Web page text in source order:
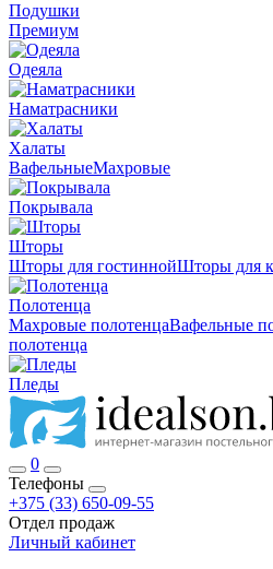
Подушки
Премиум
Одеяла
Наматрасники
Халаты
ВафельныеМахровые
Покрывала
Шторы
Шторы для гостиннойШторы для
Полотенца
Махровые полотенцаВафельные
полотенца
Пледы
0
Телефоны
+375 (33) 650-09-55
Отдел продаж
Личный кабинет